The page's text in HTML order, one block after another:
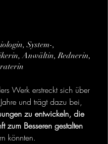
System-,
Anwältin, Rednerin,
Werk erstreckt sich über
und trägt dazu bei,
zu entwickeln, die
zum Besseren gestalten
könnten.